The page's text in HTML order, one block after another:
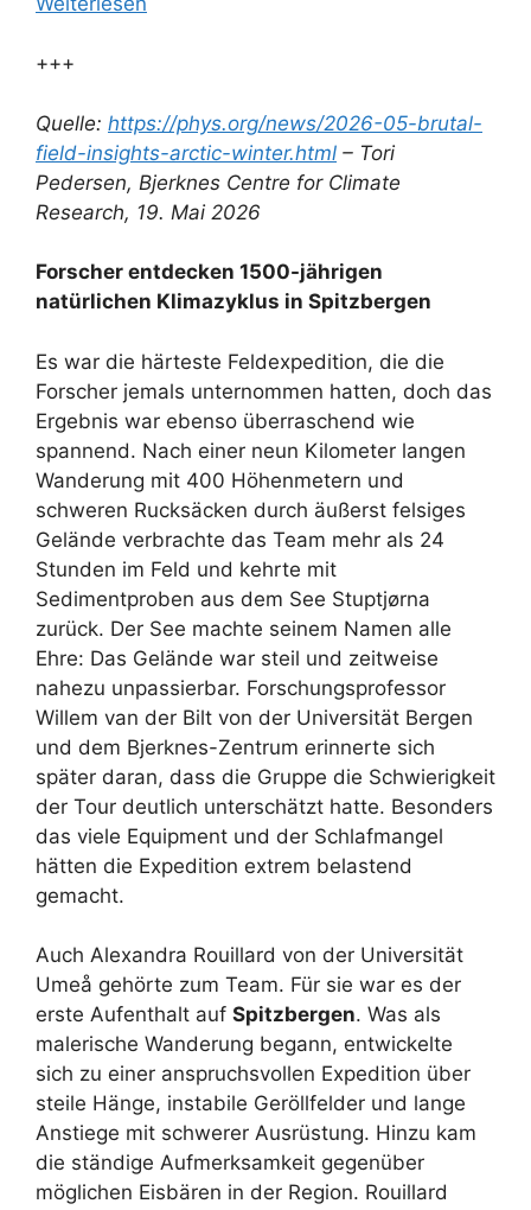
+++
Quelle: https://phys.org/news/2026-05-brutal-
field-insights-arctic-winter.html – Tori
Pedersen, Bjerknes Centre for Climate
Research, 19. Mai 2026
Forscher entdecken 1500-jährigen
natürlichen Klimazyklus in Spitzbergen
Es war die härteste Feldexpedition, die die
Forscher jemals unternommen hatten, doch das
Ergebnis war ebenso überraschend wie
spannend. Nach einer neun Kilometer langen
Wanderung mit 400 Höhenmetern und
schweren Rucksäcken durch äußerst felsiges
Gelände verbrachte das Team mehr als 24
Stunden im Feld und kehrte mit
Sedimentproben aus dem See Stuptjørna
zurück. Der See machte seinem Namen alle
Ehre: Das Gelände war steil und zeitweise
nahezu unpassierbar. Forschungsprofessor
Willem van der Bilt von der Universität Bergen
und dem Bjerknes-Zentrum erinnerte sich
später daran, dass die Gruppe die Schwierigkeit
der Tour deutlich unterschätzt hatte. Besonders
das viele Equipment und der Schlafmangel
hätten die Expedition extrem belastend
gemacht.
Auch Alexandra Rouillard von der Universität
Umeå gehörte zum Team. Für sie war es der
erste Aufenthalt auf Spitzbergen. Was als
malerische Wanderung begann, entwickelte
sich zu einer anspruchsvollen Expedition über
steile Hänge, instabile Geröllfelder und lange
Anstiege mit schwerer Ausrüstung. Hinzu kam
die ständige Aufmerksamkeit gegenüber
möglichen Eisbären in der Region. Rouillard